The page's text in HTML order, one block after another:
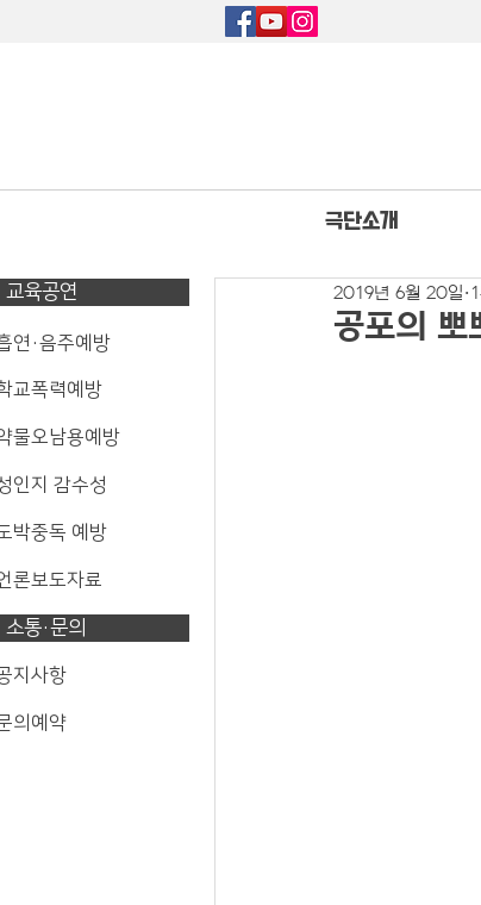
극단소개
교육공연
연·음주예방
교폭력예방
물오남용예방
인지 감수성
박중독 예방
론보도자료
소통·문의
지사항
의예약
공포의
2019년 6월 20일